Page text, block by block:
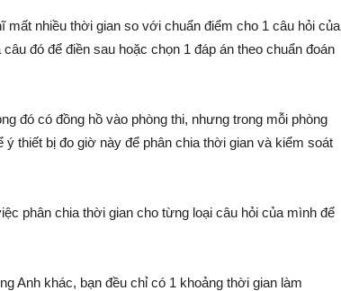
mất nhiều thời gian so với chuẩn điểm cho 1 câu hỏi của
đó để điền sau hoặc chọn 1 đáp án theo chuẩn đoán
đó có đồng hồ vào phòng thi, nhưng trong mỗi phòng
thiết bị đo giờ này để phân chia thời gian và kiểm soát
phân chia thời gian cho từng loại câu hỏi của mình để
Anh khác, bạn đều chỉ có 1 khoảng thời gian làm